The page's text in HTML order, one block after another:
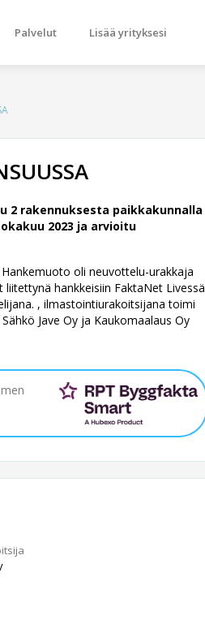
Palvelut Lisää yrityksesi
2 rakennuksesta paikkakunnalla
2023 ja arvioitu
Hankemuoto oli neuvottelu-urakkaja
hankkeisiin FaktaNet Livessä
, ilmastointiurakoitsijana toimi
Jave Oy ja Kaukomaalaus Oy